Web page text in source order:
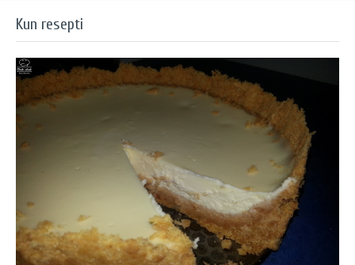
Kun resepti